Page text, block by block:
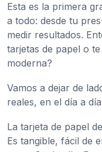
Esta es la primera
a todo: desde tu
medir resultados.
tarjetas de papel o
moderna?
Vamos a dejar de
reales, en el día a
La tarjeta de papel
Es tangible, fácil de